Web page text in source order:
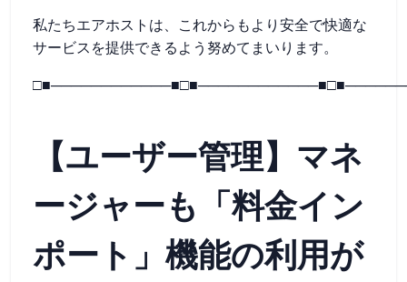
私たちエアホストは、これからもより安全で快適な
サービスを提供できるよう努めてまいります。
【ユーザー管理】マネ
ージャーも「料金イン
ポート」機能の利用が